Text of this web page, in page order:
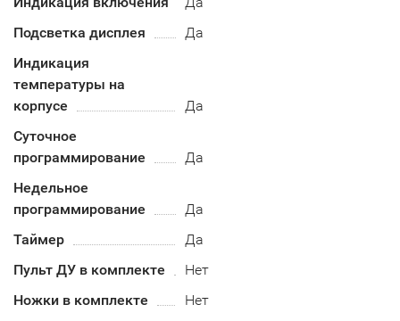
Подсветка дисплея
Да
Индикация
температуры на
корпусе
Да
Суточное
программирование
Да
Недельное
программирование
Да
Таймер
Да
Пульт ДУ в комплекте
Нет
Ножки в комплекте
Нет